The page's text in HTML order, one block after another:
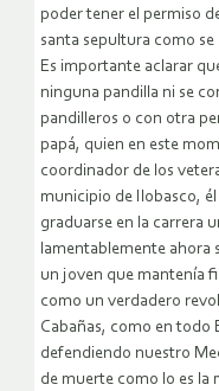
poder tener el permiso
santa sepultura como se
Es importante aclarar
ninguna pandilla ni se
pandilleros o con otra
papá, quien en este
coordinador de los
municipio de Ilobasco,
graduarse en la carrera
lamentablemente ahora
un joven que mantenía
como un verdadero
Cabañas, como en todo
defendiendo nuestro
de muerte como lo es la